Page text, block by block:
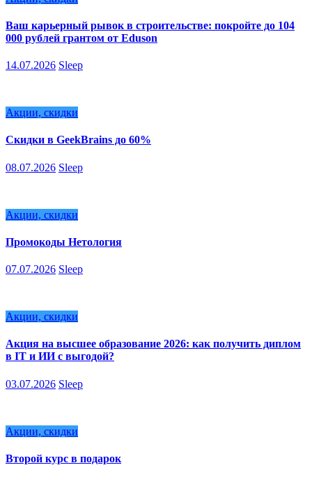
Ваш карьерный рывок в строительстве: покройте до 104
000 рублей грантом от Eduson
14.07.2026 Sleep
Акции, скидки
Скидки в GeekBrains до 60%
08.07.2026 Sleep
Акции, скидки
Промокоды Нетология
07.07.2026 Sleep
Акции, скидки
Акция на высшее образование 2026: как получить диплом
в IT и ИИ с выгодой?
03.07.2026 Sleep
Акции, скидки
Второй курс в подарок